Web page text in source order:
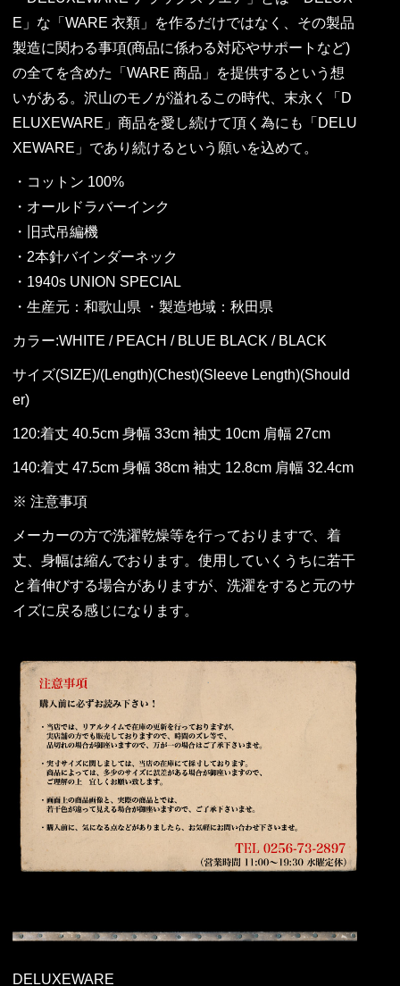
E」な「WARE 衣類」を作るだけではなく、その製品
製造に関わる事項(商品に係わる対応やサポートなど)
の全てを含めた「WARE 商品」を提供するという想
いがある。沢山のモノが溢れるこの時代、末永く「D
ELUXEWARE」商品を愛し続けて頂く為にも「DELU
XEWARE」であり続けるという願いを込めて。
・コットン 100%
・オールドラバーインク
・旧式吊編機
・2本針バインダーネック
・1940s UNION SPECIAL
・生産元：和歌山県 ・製造地域：秋田県
カラー:WHITE / PEACH / BLUE BLACK / BLACK
サイズ(SIZE)/(Length)(Chest)(Sleeve Length)(Should
er)
120:着丈 40.5cm 身幅 33cm 袖丈 10cm 肩幅 27cm
140:着丈 47.5cm 身幅 38cm 袖丈 12.8cm 肩幅 32.4cm
※ 注意事項
メーカーの方で洗濯乾燥等を行っておりますで、着
丈、身幅は縮んでおります。使用していくうちに若干
と着伸びする場合がありますが、洗濯をすると元のサ
イズに戻る感じになります。
DELUXEWARE